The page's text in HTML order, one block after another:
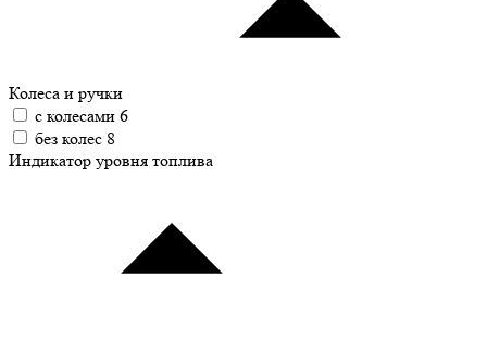
Колеса и ручки
с колесами 6
без колес 8
Индикатор уровня топлива